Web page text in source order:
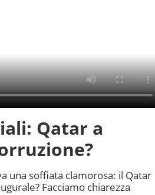
Qatar a
una soffiata clamorosa: il Qatar
Facciamo chiarezza